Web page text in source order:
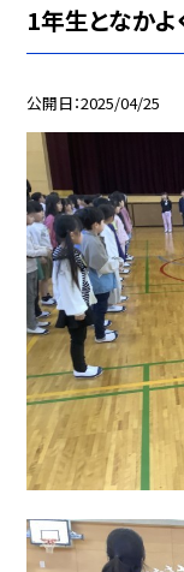
1年生となかよ
公開日 2025/04/25